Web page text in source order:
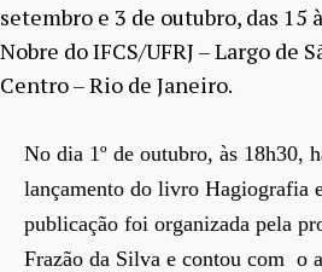
setembro e 3 de outubro, das 15
Nobre do IFCS/UFRJ – Largo de
Centro – Rio de Janeiro.
No dia 1º de outubro, às 18h30,
lançamento do livro Hagiografia
publicação foi organizada pela
Frazão da Silva e contou com o